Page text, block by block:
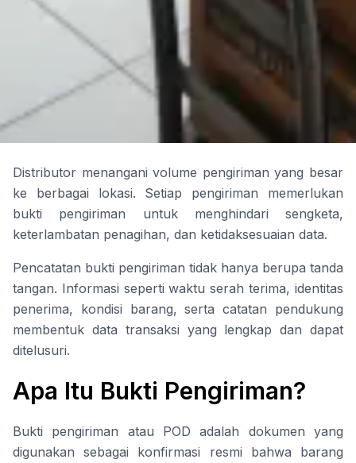
Distributor menangani volume pengiriman yang besar
ke berbagai lokasi. Setiap pengiriman memerlukan
bukti pengiriman untuk menghindari sengketa,
keterlambatan penagihan, dan ketidaksesuaian data.
Pencatatan bukti pengiriman tidak hanya berupa tanda
tangan. Informasi seperti waktu serah terima, identitas
penerima, kondisi barang, serta catatan pendukung
membentuk data transaksi yang lengkap dan dapat
ditelusuri.
Apa Itu Bukti Pengiriman?
Bukti pengiriman atau POD adalah dokumen yang
digunakan sebagai konfirmasi resmi bahwa barang